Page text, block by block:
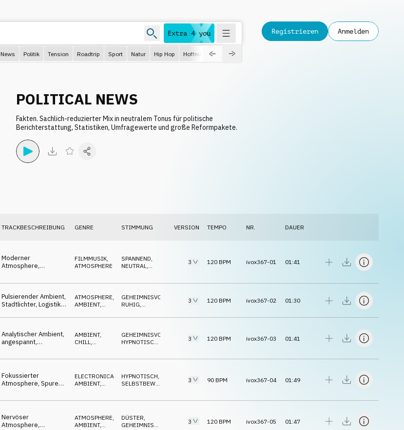
Extra 4 you
News Politik Tension Roadtrip Sport Natur Hip Hop Hoffnungsvoll Dokumentation
Registrieren Anmelden
POLITICAL NEWS
Fakten. Sachlich-reduzierter Mix in neutralem Tonus für politische
Berichterstattung, Statistiken, Umfragewerte und große Reformpakete.
TRACKBESCHREIBUNG GENRE STIMMUNG VERSION TEMPO NR. DAUER
Moderner
Atmosphere,
Spannung, investigativ
FILMMUSIK
ATMOSPHERE
SPANNEND
NEUTRAL
3 120 BPM ivox367-01 01:41
Pulsierender Ambient,
Stadtlichter, Logistik,
ATMOSPHERE
AMBIENT,
GEHEIMNISVOLL
RUHIG
3 120 BPM ivox367-02 01:30
Analytischer Ambient,
angespannt,
politische
AMBIENT,
CHILL,
GEHEIMNISVOLL
HYPNOTISCH
3 120 BPM ivox367-03 01:41
Fokussierter
Atmosphere, Spuren,
urban
ELECTRONICA
AMBIENT,
HYPNOTISCH,
SELBSTBEWUSST
3 90 BPM ivox367-04 01:49
Nervöser
Atmosphere,
ATMOSPHERE,
AMBIENT,
DÜSTER,
GEHEIMNISVOLL
3 120 BPM ivox367-05 01:47